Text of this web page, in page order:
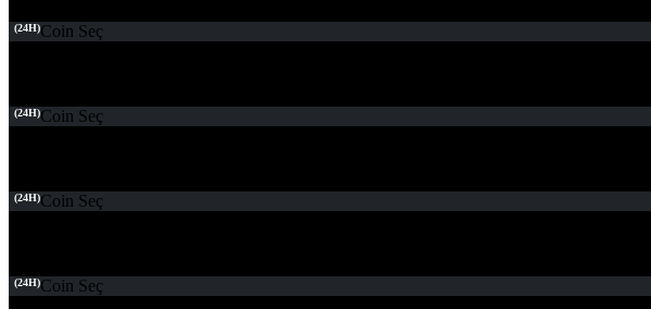
(24H)Coin Seç
(24H)Coin Seç
(24H)Coin Seç
(24H)Coin Seç